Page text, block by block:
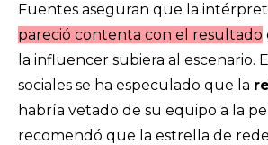
Fuentes aseguran que la
pareció contenta con el resultado
la influencer subiera al escenario.
sociales se ha especulado que la
habría vetado de su equipo a la
recomendó que la estrella de